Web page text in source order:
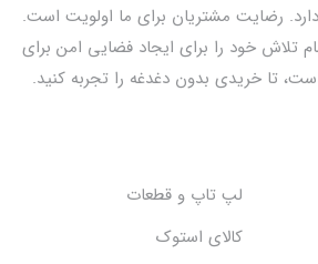
رضایت مشتریان برای ما اولویت است.
تلاش خود را برای ایجاد فضایی امن برای
تا خریدی بدون دغدغه را تجربه کنید.
لپ تاپ و قطعات
کالای استوک